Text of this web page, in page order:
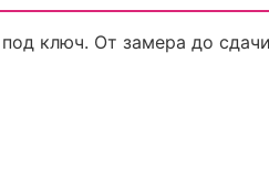
ключ. От замера до